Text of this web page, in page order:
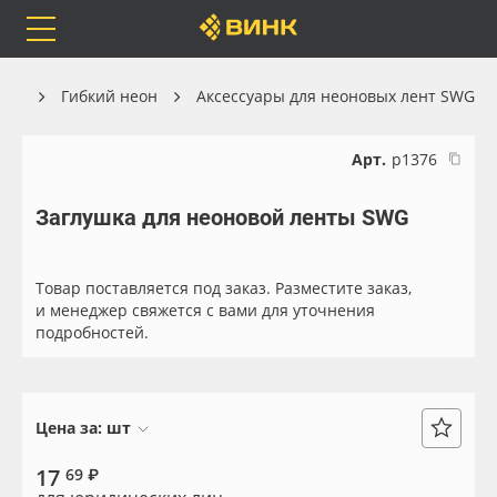
Каталог
Orafol
Бренды
Весь каталог
Рулонные материалы
Самоклеящиеся плёнки
Гибкий неон Аксессуары для неоновых лент SWG
Арт. р1376
Заглушка для неоновой ленты SWG
Товар поставляется под заказ. Разместите заказ,
и менеджер свяжется с вами для уточнения
подробностей.
Цена за: шт
17 69 ₽